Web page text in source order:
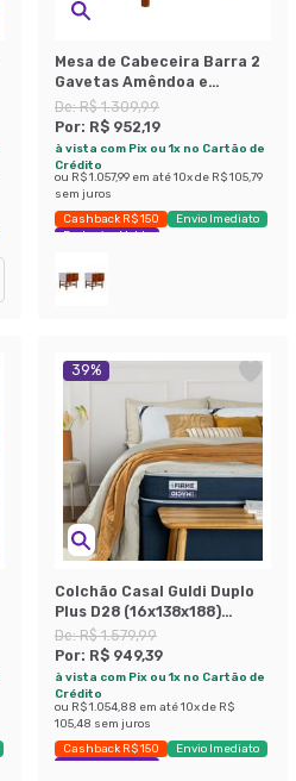
Mesa de Cabeceira Barra 2
Gavetas Amêndoa e
Branca.
De:R$ 1.309,99
Por: R$ 952,19
à vista com Pix ou 1x no Cartão de
Crédito
ou R$ 1.057,99 em até10x de R$ 105,79
sem juros
Cashback R$ 150
Envio Imediato
Exclusivo Mobly
39%
Colchão Casal Guldi Duplo
Plus D28 (16x138x188)
Branco e Azul
De:R$ 1.579,99
Por: R$ 949,39
à vista com Pix ou 1x no Cartão de
Crédito
ou R$ 1.054,88 em até10x de R$
105,48 sem juros
Cashback R$ 150
Envio Imediato
Exclusivo Mobly